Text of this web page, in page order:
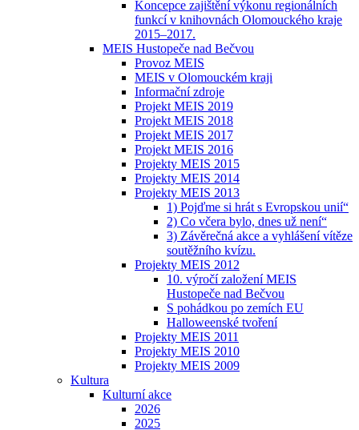
Koncepce zajištění výkonu regionálních
funkcí v knihovnách Olomouckého kraje
2015–2017.
MEIS Hustopeče nad Bečvou
Provoz MEIS
MEIS v Olomouckém kraji
Informační zdroje
Projekt MEIS 2019
Projekt MEIS 2018
Projekt MEIS 2017
Projekt MEIS 2016
Projekty MEIS 2015
Projekty MEIS 2014
Projekty MEIS 2013
1) Pojďme si hrát s Evropskou unií“
2) Co včera bylo, dnes už není“
3) Závěrečná akce a vyhlášení vítěze
soutěžního kvízu.
Projekty MEIS 2012
10. výročí založení MEIS
Hustopeče nad Bečvou
S pohádkou po zemích EU
Halloweenské tvoření
Projekty MEIS 2011
Projekty MEIS 2010
Projekty MEIS 2009
Kultura
Kulturní akce
2026
2025